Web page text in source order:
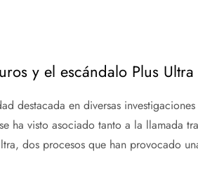
y el escándalo Plus Ultra
destacada en diversas
ha visto asociado tanto a la llamada
dos procesos que han provocado